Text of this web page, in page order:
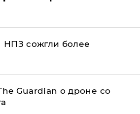
НПЗ сожгли более
Guardian о дроне со